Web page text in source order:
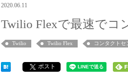
2020.06.11
Twilio Flexで最速でコ
Twilio Twilio Flex コンタクトセ
ポスト